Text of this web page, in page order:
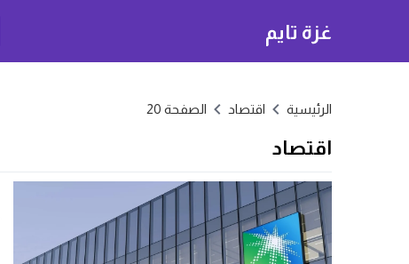
غزة تايم
الرئيسية اقتصاد الصفحة 20
اقتصاد